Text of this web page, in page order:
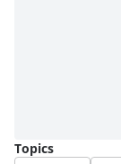
Topics